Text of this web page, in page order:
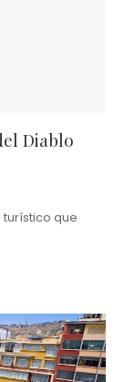
Diablo
turístico que